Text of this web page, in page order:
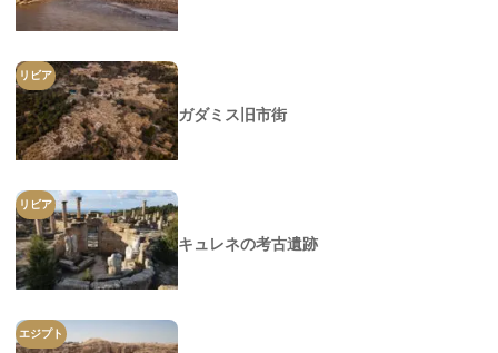
リビア
ガダミス旧市街
リビア
キュレネの考古遺跡
エジプト